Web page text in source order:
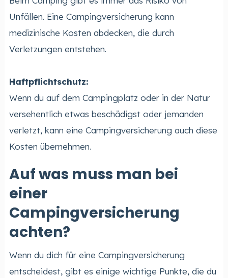
Unfällen. Eine Campingversicherung kann
medizinische Kosten abdecken, die durch
Verletzungen entstehen.
Haftpflichtschutz:
Wenn du auf dem Campingplatz oder in der Natur
versehentlich etwas beschädigst oder jemanden
verletzt, kann eine Campingversicherung auch diese
Kosten übernehmen.
Auf was muss man bei
einer
Campingversicherung
achten?
Wenn du dich für eine Campingversicherung
entscheidest, gibt es einige wichtige Punkte, die du